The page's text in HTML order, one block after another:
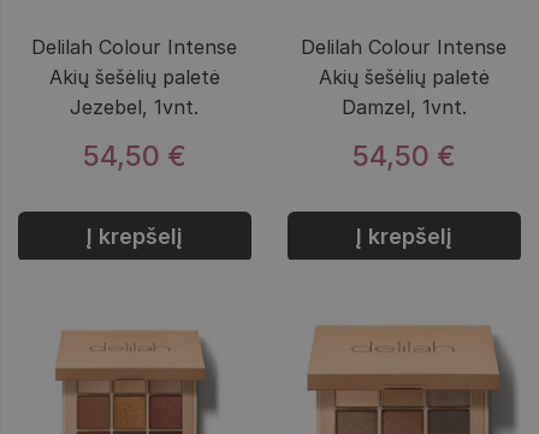
Delilah Colour Intense
Akių šešėlių paletė
Jezebel, 1vnt.
54,50 €
Į krepšelį
Delilah Colour Intense
Akių šešėlių paletė
Damzel, 1vnt.
54,50 €
Į krepšelį